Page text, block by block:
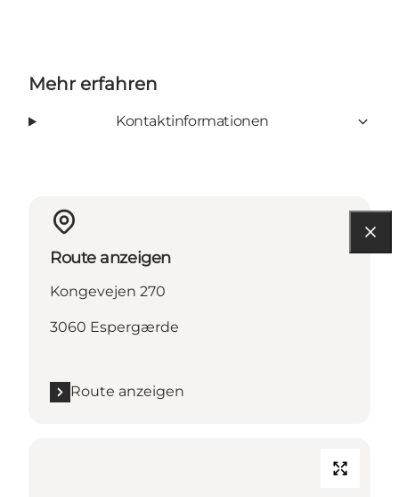
Mehr erfahren
Kontaktinformationen
Route anzeigen
Kongevejen 270
3060 Espergærde
Route anzeigen